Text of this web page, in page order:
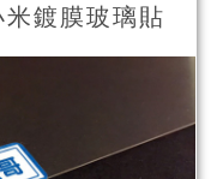
鍍膜玻璃貼